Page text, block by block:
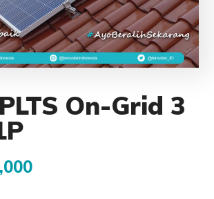
On-Grid 3